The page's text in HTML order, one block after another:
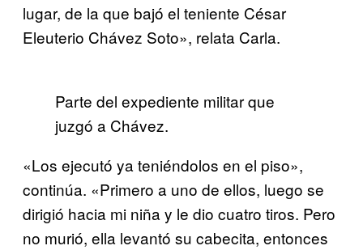
lugar, de la que bajó el teniente César
Eleuterio Chávez Soto», relata Carla.
Parte del expediente militar que
juzgó a Chávez.
«Los ejecutó ya teniéndolos en el piso»,
continúa. «Primero a uno de ellos, luego se
dirigió hacia mi niña y le dio cuatro tiros. Pero
no murió, ella levantó su cabecita, entonces